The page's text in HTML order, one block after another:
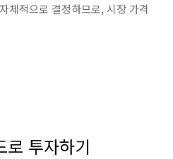
체적으로 결정하므로, 시장 가격
로 투자하기